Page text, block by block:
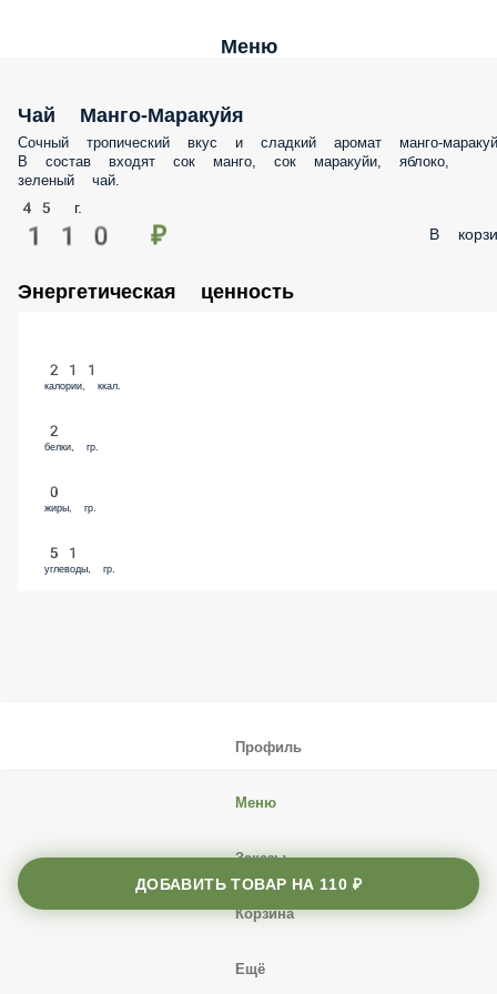
Меню
Чай Манго-Маракуйя
Сочный тропический вкус и сладкий аромат манго-
В состав входят сок манго, сок маракуйи, яблоко,
зеленый чай.
45 г.
110 ₽ В
Энергетическая ценность
211
калории, ккал.
2
белки, гр.
0
жиры, гр.
51
углеводы, гр.
ДОБАВИТЬ ТОВАР НА 110 ₽
Профиль
Меню
Заказы
Корзина
Ещё